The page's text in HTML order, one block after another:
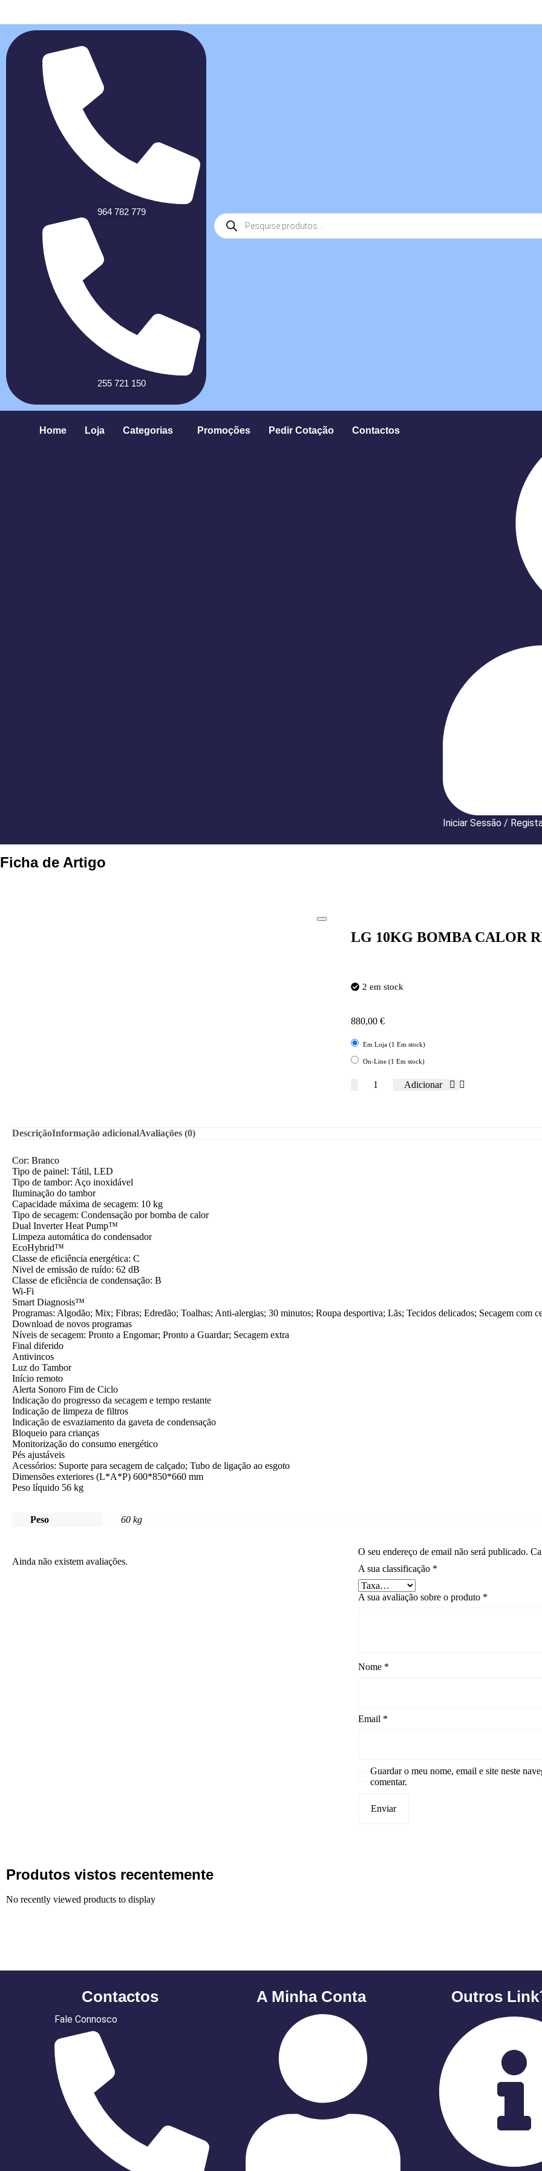
964 782 779
255 721 150
Home Loja Categorias Promoções Pedir Cotação Contactos
Iniciar Sessão /
Ficha de Artigo
LG 10KG BOMBA CALOR
2 em stock
880,00 €
Em Loja (1 Em stock)
On-Line (1 Em stock)
Adicionar
DescriçãoInformação adicionalAvaliações (0)
Cor: Branco
Tipo de painel: Tátil, LED
Tipo de tambor: Aço inoxidável
Iluminação do tambor
Capacidade máxima de secagem: 10 kg
Tipo de secagem: Condensação por bomba de calor
Dual Inverter Heat Pump™
Limpeza automática do condensador
EcoHybrid™
Classe de eficiência energética: C
Nivel de emissão de ruído: 62 dB
Classe de eficiência de condensação: B
Wi-Fi
Smart Diagnosis™
Programas: Algodão; Mix; Fibras; Edredão; Toalhas; Anti-alergias; 30 minutos; Roupa desportiva; Lãs; Tecidos delicados; Secagem com
Download de novos programas
Níveis de secagem: Pronto a Engomar; Pronto a Guardar; Secagem extra
Final diferido
Antivincos
Luz do Tambor
Início remoto
Alerta Sonoro Fim de Ciclo
Indicação do progresso da secagem e tempo restante
Indicação de limpeza de filtros
Indicação de esvaziamento da gaveta de condensação
Bloqueio para crianças
Monitorização do consumo energético
Pés ajustáveis
Acessórios: Suporte para secagem de calçado; Tubo de ligação ao esgoto
Dimensões exteriores (L*A*P) 600*850*660 mm
Peso líquido 56 kg
Peso 60 kg
Ainda não existem avaliações.
O seu endereço de email não será publicado.
A sua classificação *
A sua avaliação sobre o produto *
Nome *
Email *
Guardar o meu nome, email e site neste
comentar.
Produtos vistos recentemente
No recently viewed products to display
Contactos
Fale Connosco
A Minha Conta Outros